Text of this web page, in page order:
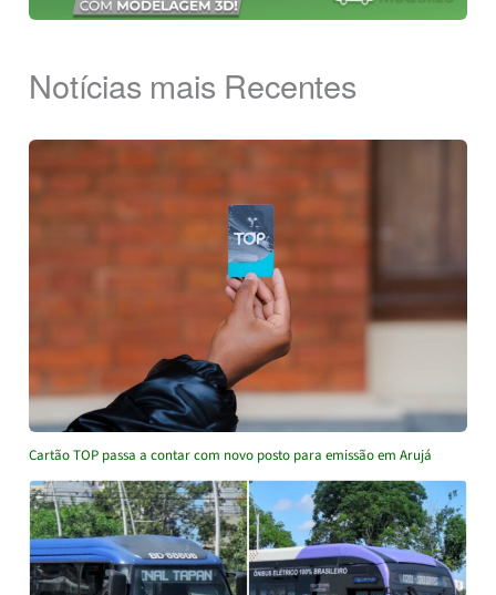
Notícias mais Recentes
Cartão TOP passa a contar com novo posto para emissão em Arujá